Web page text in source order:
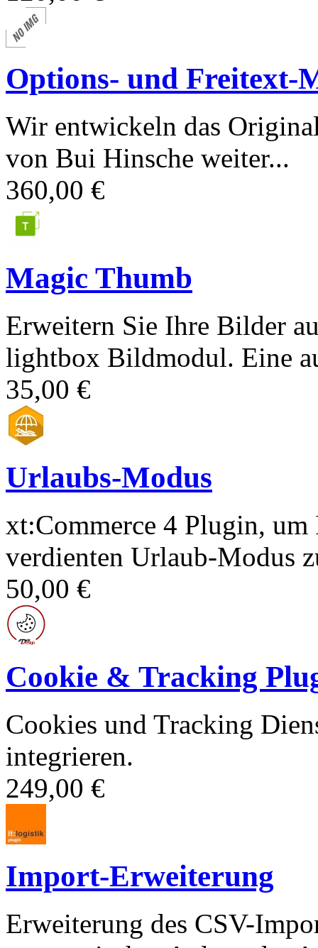
Options- und Freitext-
Wir entwickeln das
von Bui Hinsche weiter...
360,00 €
Magic Thumb
Erweitern Sie Ihre Bilder
lightbox Bildmodul. Eine
35,00 €
Urlaubs-Modus
xt:Commerce 4 Plugin,
verdienten Urlaub-Modus
50,00 €
Cookie & Tracking
Cookies und Tracking
integrieren.
249,00 €
Import-Erweiterung
Erweiterung des CSV-